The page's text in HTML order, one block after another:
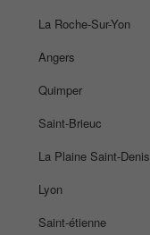
La Roche-Sur-Yon
Angers
Quimper
Saint-Brieuc
La Plaine Saint-Denis
Lyon
Saint-étienne